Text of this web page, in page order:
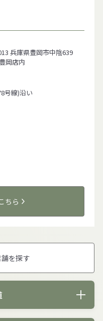
兵庫県豊岡市中陰639
岡店内
号線)沿い
ちら
を探す